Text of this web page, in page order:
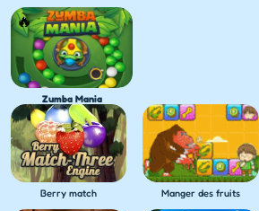
Zumba Mania
Berry match Manger des fruits